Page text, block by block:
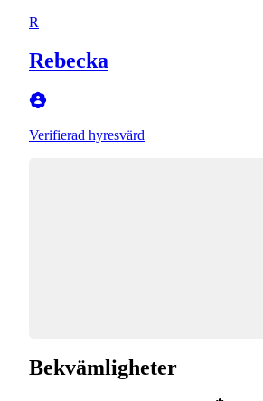
R
Rebecka
Verifierad hyresvärd
Bekvämligheter